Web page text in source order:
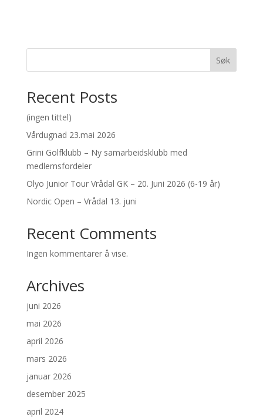
Søk
Recent Posts
(ingen tittel)
Vårdugnad 23.mai 2026
Grini Golfklubb – Ny samarbeidsklubb med
medlemsfordeler
Olyo Junior Tour Vrådal GK – 20. Juni 2026 (6-19 år)
Nordic Open – Vrådal 13. juni
Recent Comments
Ingen kommentarer å vise.
Archives
juni 2026
mai 2026
april 2026
mars 2026
januar 2026
desember 2025
april 2024